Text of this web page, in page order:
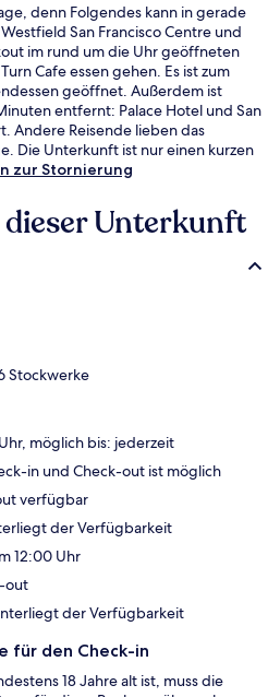
denn Folgendes kann in gerade
San Francisco Centre und
im rund um die Uhr geöffneten
Cafe essen gehen. Es ist zum
geöffnet. Außerdem ist
entfernt: Palace Hotel und San
Andere Reisende lieben das
Die Unterkunft ist nur einen kurzen
entfernt: Bis zur U-
zur Stornierung
Unterkunft
Stockwerke
möglich bis: jederzeit
in und Check-out ist möglich
verfügbar
der Verfügbarkeit
12:00 Uhr
out
der Verfügbarkeit
für den Check-in
18 Jahre alt ist, muss die